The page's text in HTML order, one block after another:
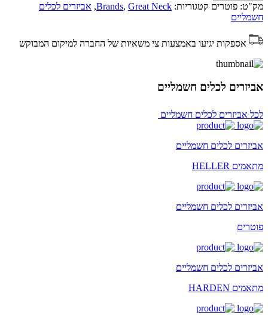
מק"ט: פוטרים קטגוריות: Brands, Great Neck
, אביזרים לכלים
חשמליים
אספקות יגיעו באמצעות צי משאיות של החברה למיקום המבוקש
אביזרים לכלים חשמליים
לכל אביזרים לכלים חשמליים
אביזרים לכלים חשמליים
מתאמים HELLER
אביזרים לכלים חשמליים
פוטרים
אביזרים לכלים חשמליים
מתאמים HARDEN